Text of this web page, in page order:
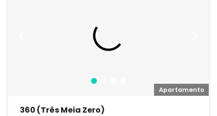
Apartamento
360 (Três Meia Zero)